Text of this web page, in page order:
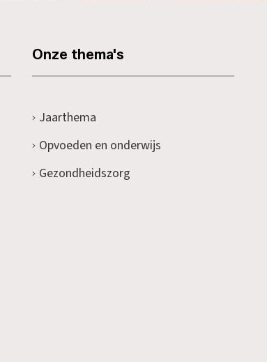
Onze thema's
Jaarthema
Opvoeden en onderwijs
Gezondheidszorg